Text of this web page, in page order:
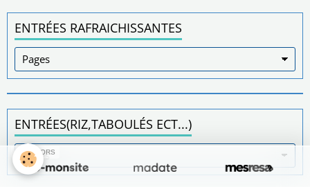
ENTRÉES RAFRAICHISSANTES
ENTRÉES(RIZ,TABOULÉS ECT...)
SPONSORS